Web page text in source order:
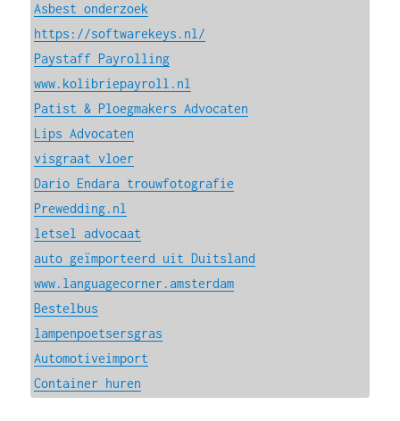
Asbest onderzoek
https://softwarekeys.nl/
Paystaff Payrolling
www.kolibriepayroll.nl
Patist & Ploegmakers Advocaten
Lips Advocaten
visgraat vloer
Dario Endara trouwfotografie
Prewedding.nl
letsel advocaat
auto geïmporteerd uit Duitsland
www.languagecorner.amsterdam
Bestelbus
lampenpoetsersgras
Automotiveimport
Container huren